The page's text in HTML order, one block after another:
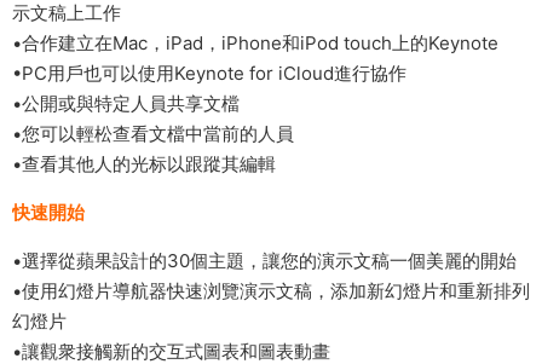
示文稿上工作
•合作建立在Mac，iPad，iPhone和iPod touch上的Keynote
•PC用戶也可以使用Keynote for iCloud進行協作
•公開或與特定人員共享文檔
•您可以輕松查看文檔中當前的人員
•查看其他人的光标以跟蹤其編輯
快速開始
•選擇從蘋果設計的30個主題，讓您的演示文稿一個美麗的開始
•使用幻燈片導航器快速浏覽演示文稿，添加新幻燈片和重新排列
幻燈片
•讓觀衆接觸新的交互式圖表和圖表動畫